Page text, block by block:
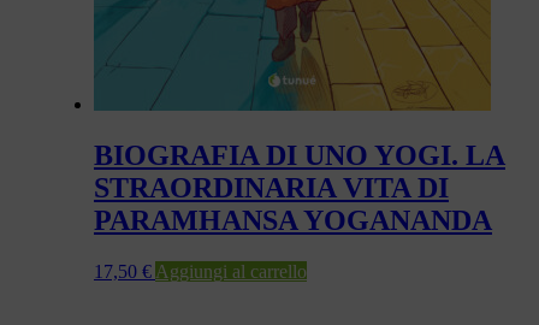
BIOGRAFIA DI UNO YOGI. LA
STRAORDINARIA VITA DI
PARAMHANSA YOGANANDA
17,50 € Aggiungi al carrello